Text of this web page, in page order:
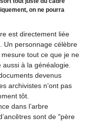
on ne pourra
est directement liée
Un personnage célèbre
tout ce que je ne
aussi à la généalogie.
devenus
archivistes n’ont pas
tôt.
dans l’arbre
sont de "père